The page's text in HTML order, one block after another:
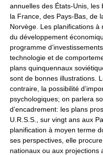
annuelles des États-Unis,
la France, des Pays-Bas, de
Norvège. Les planifications
du développement
programme
technologie et de
plans quinquennaux
sont de bonnes illustrations.
contraire, la possibilité
psychologiques; on parlera
d’encadrement: les plans
U.R.S.S., sur vingt ans aux
planification à moyen terme
ses perspectives, elle
nationaux ou aux projections